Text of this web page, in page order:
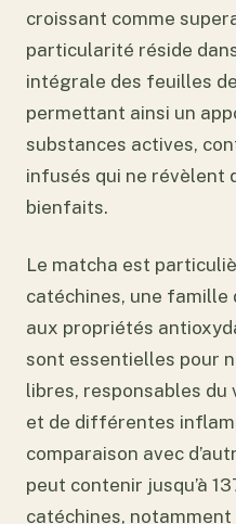
croissant comme
particularité réside
intégrale des feuilles
permettant ainsi un
substances actives,
infusés qui ne révèlent
bienfaits.
Le matcha est
catéchines, une famille
aux propriétés
sont essentielles pour
libres, responsables
et de différentes
comparaison avec
peut contenir jusqu’à
catéchines,